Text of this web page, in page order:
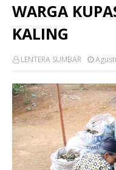
WARGA
KALING
LENTERA SUMBAR